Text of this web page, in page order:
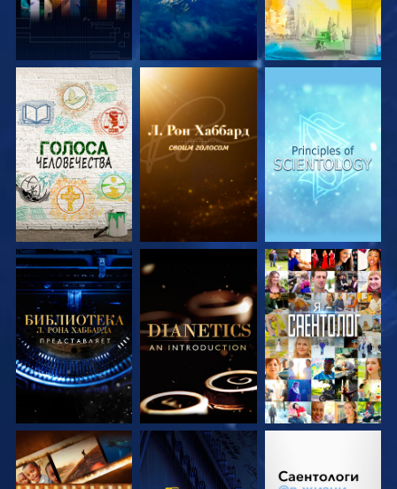
СМОТРЕТЬ
ПЕРЕДАЧИ
СМОТРЕТЬ
ПЕРЕДАЧИ
СМОТРЕТЬ
ПЕРЕДАЧИ
СМОТРЕТЬ
ПЕРЕДАЧИ
СМОТРЕТЬ
ПЕРЕДАЧИ
СМОТРЕТЬ